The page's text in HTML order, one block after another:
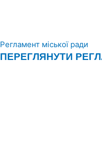
Регламент міської ради
ПЕРЕГЛЯНУТИ